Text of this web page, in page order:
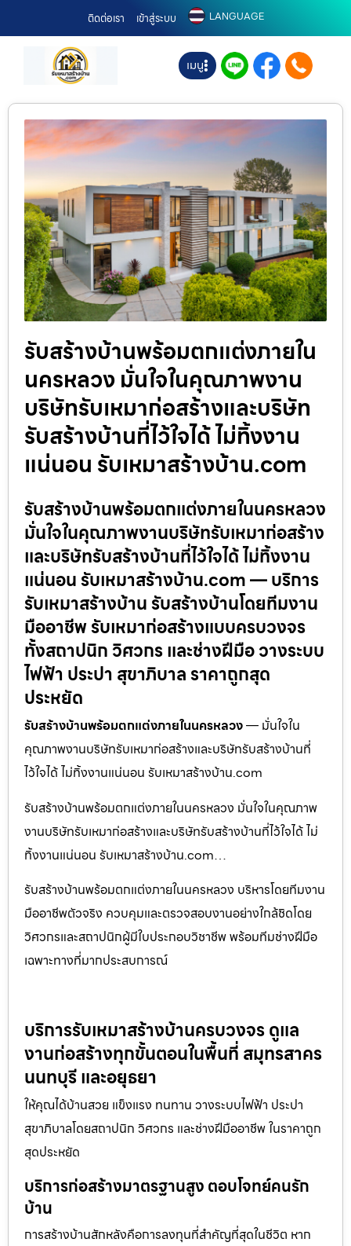
ติดต่อเรา เข้าสู่ระบบ LANGUAGE
เมนู
รับสร้างบ้านพร้อมตกแต่งภายใน
นครหลวง มั่นใจในคุณภาพงาน
บริษัทรับเหมาก่อสร้างและบริษัท
รับสร้างบ้านที่ไว้ใจได้ ไม่ทิ้งงาน
แน่นอน รับเหมาสร้างบ้าน.com
รับสร้างบ้านพร้อมตกแต่งภายในนครหลวง
มั่นใจในคุณภาพงานบริษัทรับเหมาก่อสร้าง
และบริษัทรับสร้างบ้านที่ไว้ใจได้ ไม่ทิ้งงาน
แน่นอน รับเหมาสร้างบ้าน.com — บริการ
รับเหมาสร้างบ้าน รับสร้างบ้านโดยทีมงาน
มืออาชีพ รับเหมาก่อสร้างแบบครบวงจร
ทั้งสถาปนิก วิศวกร และช่างฝีมือ วางระบบ
ไฟฟ้า ประปา สุขาภิบาล ราคาถูกสุด
ประหยัด
รับสร้างบ้านพร้อมตกแต่งภายในนครหลวง— มั่นใจใน
คุณภาพงานบริษัทรับเหมาก่อสร้างและบริษัทรับสร้างบ้านที่
ไว้ใจได้ ไม่ทิ้งงานแน่นอน รับเหมาสร้างบ้าน.com
รับสร้างบ้านพร้อมตกแต่งภายในนครหลวง มั่นใจในคุณภาพ
งานบริษัทรับเหมาก่อสร้างและบริษัทรับสร้างบ้านที่ไว้ใจได้ ไม่
ทิ้งงานแน่นอน รับเหมาสร้างบ้าน.com…
รับสร้างบ้านพร้อมตกแต่งภายในนครหลวง บริหารโดยทีมงาน
มืออาชีพตัวจริง ควบคุมและตรวจสอบงานอย่างใกล้ชิดโดย
วิศวกรและสถาปนิกผู้มีใบประกอบวิชาชีพ พร้อมทีมช่างฝีมือ
เฉพาะทางที่มากประสบการณ์
บริการรับเหมาสร้างบ้านครบวงจร ดูแล
งานก่อสร้างทุกขั้นตอนในพื้นที่ สมุทรสาคร
นนทบุรี และอยุธยา
ให้คุณได้บ้านสวย แข็งแรง ทนทาน วางระบบไฟฟ้า ประปา
สุขาภิบาลโดยสถาปนิก วิศวกร และช่างฝีมืออาชีพ ในราคาถูก
สุดประหยัด
บริการก่อสร้างมาตรฐานสูง ตอบโจทย์คนรัก
บ้าน
การสร้างบ้านสักหลังคือการลงทุนที่สำคัญที่สุดในชีวิต หาก